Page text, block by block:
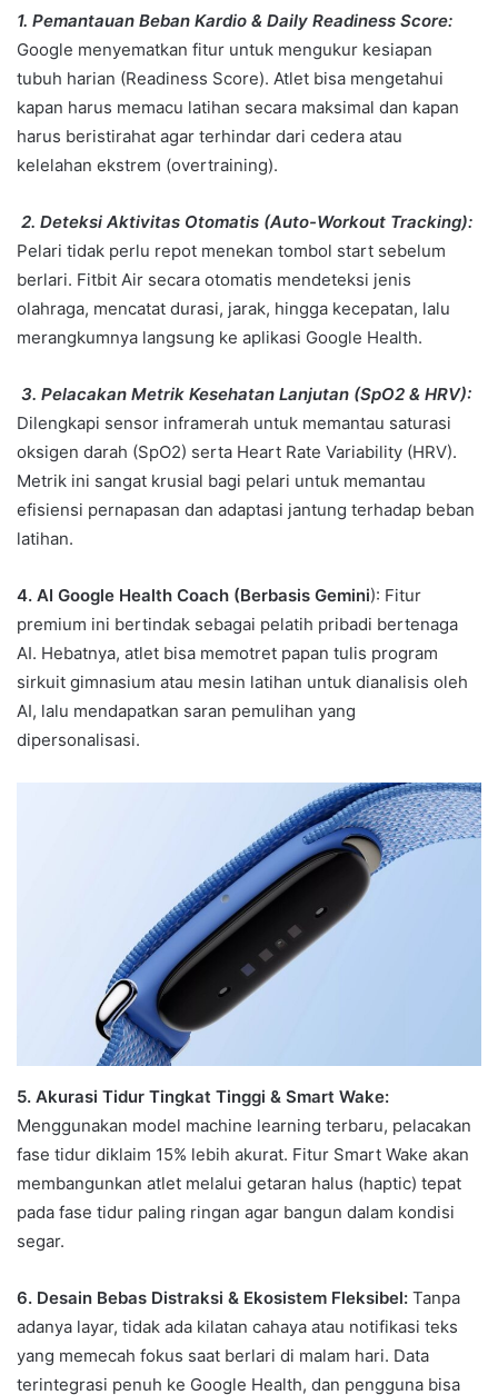
1. Pemantauan Beban Kardio & Daily Readiness Score:
Google menyematkan fitur untuk mengukur kesiapan
tubuh harian (Readiness Score). Atlet bisa mengetahui
kapan harus memacu latihan secara maksimal dan kapan
harus beristirahat agar terhindar dari cedera atau
kelelahan ekstrem (overtraining).
2. Deteksi Aktivitas Otomatis (Auto-Workout Tracking):
Pelari tidak perlu repot menekan tombol start sebelum
berlari. Fitbit Air secara otomatis mendeteksi jenis
olahraga, mencatat durasi, jarak, hingga kecepatan, lalu
merangkumnya langsung ke aplikasi Google Health.
3. Pelacakan Metrik Kesehatan Lanjutan (SpO2 & HRV):
Dilengkapi sensor inframerah untuk memantau saturasi
oksigen darah (SpO2) serta Heart Rate Variability (HRV).
Metrik ini sangat krusial bagi pelari untuk memantau
efisiensi pernapasan dan adaptasi jantung terhadap beban
latihan.
4. AI Google Health Coach (Berbasis Gemini): Fitur
premium ini bertindak sebagai pelatih pribadi bertenaga
AI. Hebatnya, atlet bisa memotret papan tulis program
sirkuit gimnasium atau mesin latihan untuk dianalisis oleh
AI, lalu mendapatkan saran pemulihan yang
dipersonalisasi.
5. Akurasi Tidur Tingkat Tinggi & Smart Wake:
Menggunakan model machine learning terbaru, pelacakan
fase tidur diklaim 15% lebih akurat. Fitur Smart Wake akan
membangunkan atlet melalui getaran halus (haptic) tepat
pada fase tidur paling ringan agar bangun dalam kondisi
segar.
6. Desain Bebas Distraksi & Ekosistem Fleksibel: Tanpa
adanya layar, tidak ada kilatan cahaya atau notifikasi teks
yang memecah fokus saat berlari di malam hari. Data
terintegrasi penuh ke Google Health, dan pengguna bisa